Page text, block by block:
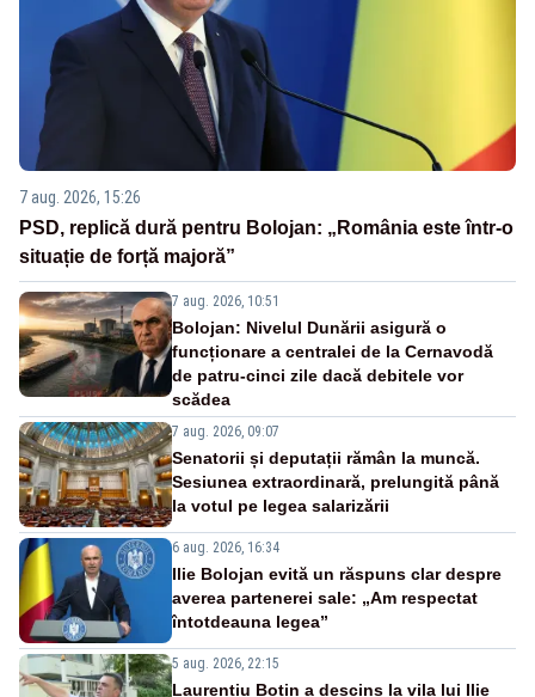
7 aug. 2026, 15:26
PSD, replică dură pentru Bolojan: „România este într-o
situație de forță majoră”
7 aug. 2026, 10:51
Bolojan: Nivelul Dunării asigură o
funcționare a centralei de la Cernavodă
de patru-cinci zile dacă debitele vor
scădea
7 aug. 2026, 09:07
Senatorii și deputații rămân la muncă.
Sesiunea extraordinară, prelungită până
la votul pe legea salarizării
6 aug. 2026, 16:34
Ilie Bolojan evită un răspuns clar despre
averea partenerei sale: „Am respectat
întotdeauna legea”
5 aug. 2026, 22:15
Laurențiu Botin a descins la vila lui Ilie